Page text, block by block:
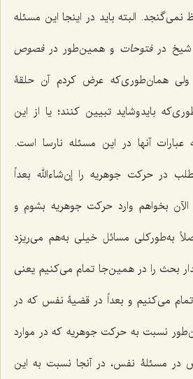
نمى‌گنجد. البته باید در اینجا این مسئله
شیخ درفتوحات و همین‌طور درفصوص
ولى همان‌طورى‌که عرض کردم آن حلقۀ
بایدوشاید تبیین کنند؛ یا از این
عبارات آنها در این مسئله نارسا است.
در حرکت جوهریه را إن‌شاءالله بعداً
بخواهم وارد حرکت جوهریه بشوم و
به‌طورکلی مسائل خیلى به‌هم مى‌ریزد
بحث را در همین‌جا تمام مى‌کنیم یعنى
می‌کنیم و بعداً در قضیۀ نفس که در
نسبت به حرکت جوهریه که در موارد
در مسئلۀ نفس، در آنجا نسبت به این